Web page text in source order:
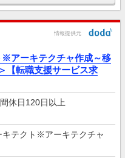
情報提供元
※アーキテクチャ作成～移
【転職支援サービス求
休日120日以上
キテクト※アーキテクチャ